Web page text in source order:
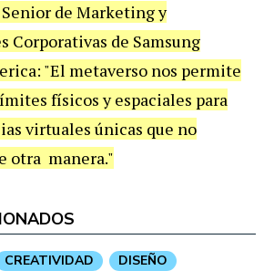
de Marketing y
Corporativas de Samsung
"El metaverso nos permite
físicos y espaciales para
virtuales únicas que no
otra manera."
CREATIVIDAD
DISEÑO